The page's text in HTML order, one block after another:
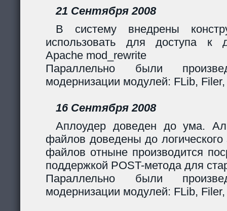
21 Сентября 2008
В систему внедрены
использовать для доступа к
Apache mod_rewrite
Параллельно были
модернизации модулей: FLib,
16 Сентября 2008
Аплоудер доведен до ума.
файлов доведены до логического
файлов отныне производится
поддержкой POST-метода для
Параллельно были
модернизации модулей: FLib,